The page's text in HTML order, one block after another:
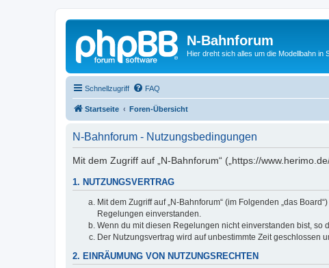
N-Bahnforum
Hier dreht sich alles um die Modellbahn in
Schnellzugriff FAQ
Startseite Foren-Übersicht
N-Bahnforum - Nutzungsbedingungen
Mit dem Zugriff auf „N-Bahnforum“ („https://
1. NUTZUNGSVERTRAG
Mit dem Zugriff auf „N-Bahnforum“ (im Folgenden „das
Regelungen einverstanden.
Wenn du mit diesen Regelungen nicht einverstanden bist,
Der Nutzungsvertrag wird auf unbestimmte Zeit
2. EINRÄUMUNG VON NUTZUNGSRECHTEN